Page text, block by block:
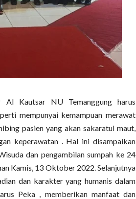
Al Kautsar NU Temanggung harus
mempunyai kemampuan merawat
pasien yang akan sakaratul maut,
keperawatan . Hal ini disampaikan
dan pengambilan sumpah ke 24
Kamis, 13 Oktober 2022. Selanjutnya
dan karakter yang humanis dalam
Peka , memberikan manfaat dan